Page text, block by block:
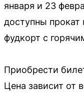
января и 23
доступны прокат
фудкорт с
Приобрести
Цена зависит от